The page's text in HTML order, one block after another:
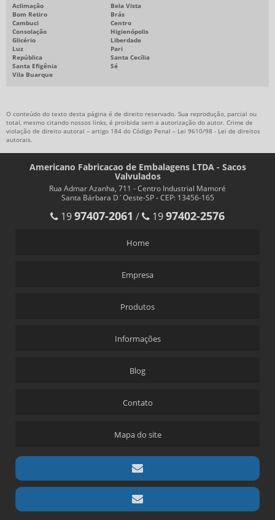
Aclimação
Bela Vista
Bom Retiro
Brás
Cambuci
Centro
Consolação
Higienópolis
Glicério
Liberdade
Luz
Pari
República
Santa Cecília
Santa Efigênia
Sé
Vila Buarque
O conteúdo do texto desta página é de direito reservado. Sua reprodução, parcial ou
total, mesmo citando nossos links, é proibida sem a autorização do autor. Crime de
violação de direito autoral – artigo 184 do Código Penal – Lei 9610/98 - Lei de direitos
autorais.
Americano Fabricacao de Embalagens LTDA - Sacos
Valvulados
Rua Admar Azanha, 711 - Centro Industrial Mamoré
Santa Bárbara D´Oeste-SP - CEP: 13456-165
1997407-2061 / 1997402-2576
Home
Empresa
Produtos
Informações
Blog
Contato
Mapa do site